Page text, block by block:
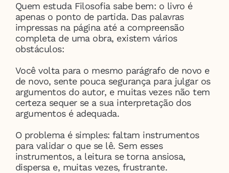
Quem estuda Filosofia sabe bem: o livro é
apenas o ponto de partida. Das palavras
impressas na página até a compreensão
completa de uma obra, existem vários
obstáculos:
Você volta para o mesmo parágrafo de novo e
de novo, sente pouca segurança para julgar os
argumentos do autor, e muitas vezes não tem
certeza sequer se a sua interpretação dos
argumentos é adequada.
O problema é simples: faltam instrumentos
para validar o que se lê. Sem esses
instrumentos, a leitura se torna ansiosa,
dispersa e, muitas vezes, frustrante.